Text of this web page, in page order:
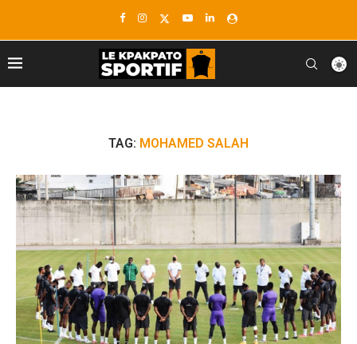
TAG: MOHAMED SALAH